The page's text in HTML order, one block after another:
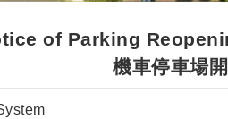
of Parking
機車停車場